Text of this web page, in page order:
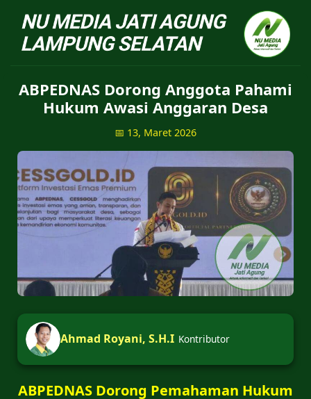
NU Jatiagung - Situs
ABPEDNAS Dorong Anggota Pahami
Hukum Awasi Anggaran Desa
📅 13, Maret 2026
Ahmad Royani, S.H.I Kontributor
ABPEDNAS Dorong Pemahaman Hukum